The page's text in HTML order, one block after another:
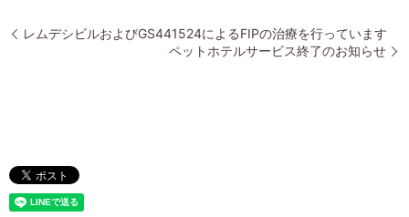
レムデシビルおよびGS441524によるFIPの治療を行っています
ペットホテルサービス終了のお知らせ